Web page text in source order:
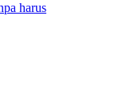
harus